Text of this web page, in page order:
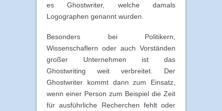
es Ghostwriter, welche damals
Logographen genannt wurden.
Besonders bei Politikern,
Wissenschaflern oder auch Vorständen
großer Unternehmen ist das
Ghostwriting weit verbreitet. Der
Ghostwriter kommt dann zum Einsatz,
wenn einer Person zum Beispiel die Zeit
für ausführliche Recherchen fehlt oder